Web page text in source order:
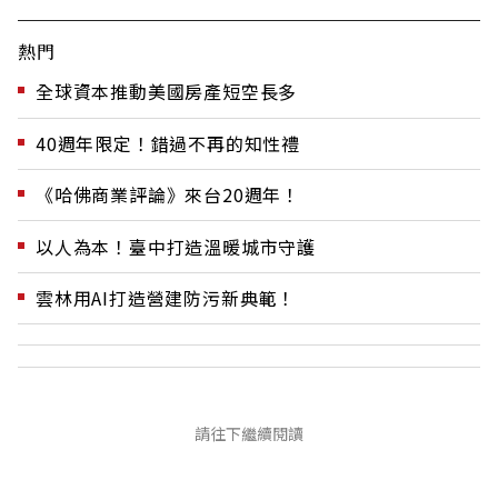
熱門
全球資本推動美國房產短空長多
40週年限定！錯過不再的知性禮
《哈佛商業評論》來台20週年！
以人為本！臺中打造溫暖城市守護
雲林用AI打造營建防污新典範！
請往下繼續閱讀